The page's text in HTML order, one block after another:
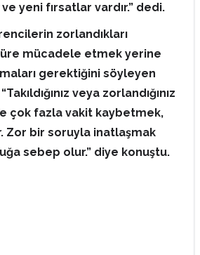
yeni fırsatlar vardır.” dedi.
zorlandıkları
mücadele etmek yerine
gerektiğini söyleyen
veya zorlandığınız
çok fazla vakit kaybetmek,
Zor bir soruyla inatlaşmak
sebep olur.” diye konuştu.